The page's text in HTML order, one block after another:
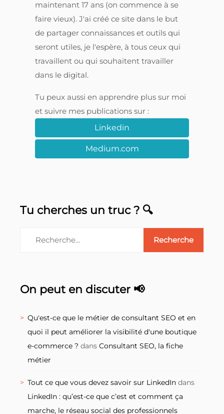
maintenant 17 ans (on commence à se
faire vieux). J'ai créé ce site dans le but
de partager connaissances et outils qui
seront utiles, je l'espère, à tous ceux qui
travaillent ou qui souhaitent travailler
dans le digital.
Tu peux aussi en apprendre plus sur moi
et suivre mes publications sur :
Linkedin
Medium.com
Tu cherches un truc ? 🔍
On peut en discuter 📢
Qu'est-ce que le métier de consultant SEO et en
quoi il peut améliorer la visibilité d'une boutique
e-commerce ? dans Consultant SEO, la fiche
métier
Tout ce que vous devez savoir sur LinkedIn dans
LinkedIn : qu’est-ce que c’est et comment ça
marche, le réseau social des professionnels